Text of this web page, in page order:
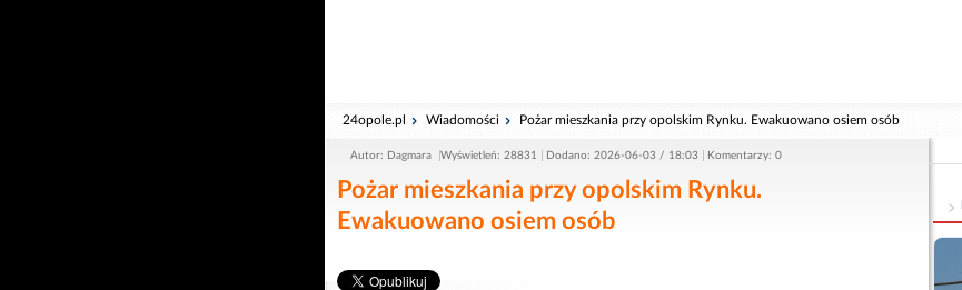
24opole.pl Wiadomości Pożar mieszkania przy opolskim Rynku. Ewakuowano osiem osób
Autor: Dagmara Wyświetleń: 28831 Dodano: 2026-06-03 / 18:03 Komentarzy: 0
Pożar mieszkania przy opolskim Rynku.
Ewakuowano osiem osób